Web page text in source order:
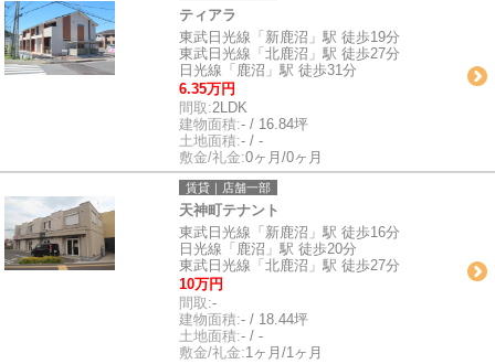
ティアラ
東武日光線「新鹿沼」駅 徒歩19分
東武日光線「北鹿沼」駅 徒歩27分
日光線「鹿沼」駅 徒歩31分
6.35万円
間取:2LDK
建物面積:- / 16.84坪
土地面積:- / -
敷金/礼金:0ヶ月/0ヶ月
賃貸｜店舗一部
天神町テナント
東武日光線「新鹿沼」駅 徒歩16分
日光線「鹿沼」駅 徒歩20分
東武日光線「北鹿沼」駅 徒歩27分
10万円
間取:-
建物面積:- / 18.44坪
土地面積:- / -
敷金/礼金:1ヶ月/1ヶ月